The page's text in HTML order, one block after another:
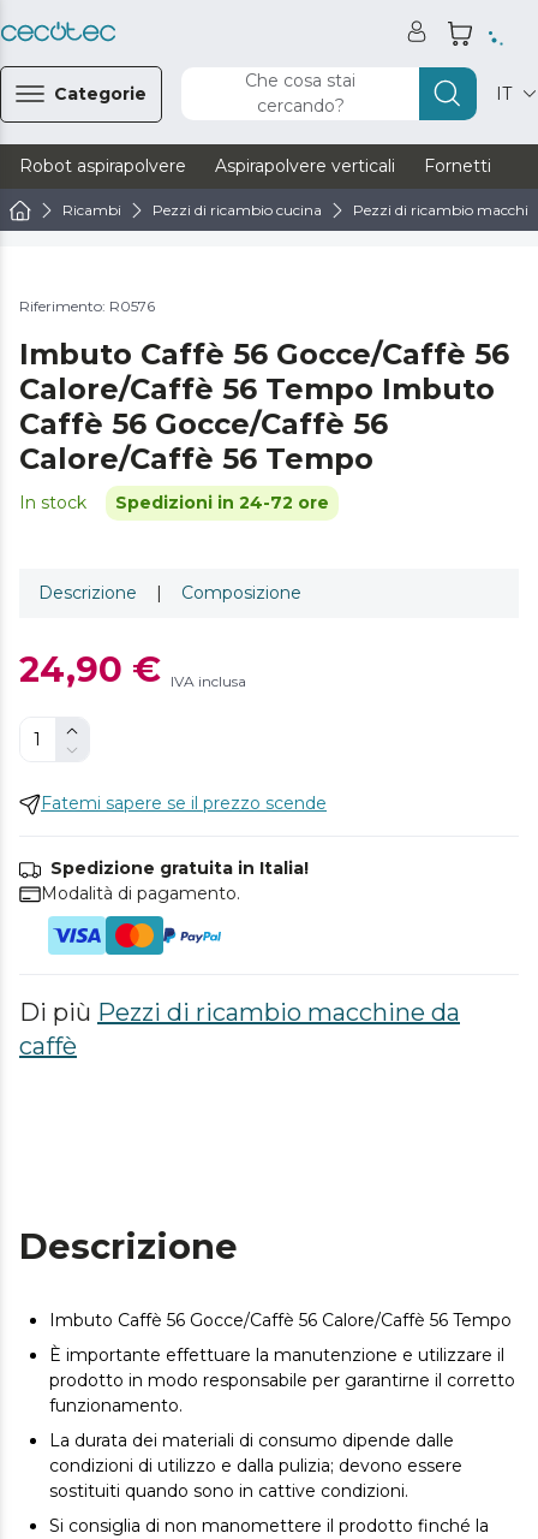
Categorie
Che cosa stai
cercando?
IT
Robot aspirapolvere Aspirapolvere verticali Fornetti
Ricambi Pezzi di ricambio cucina Pezzi di ricambio
Riferimento: R0576
Imbuto Caffè 56 Gocce/Caffè 56
Calore/Caffè 56 Tempo Imbuto
Caffè 56 Gocce/Caffè 56
Calore/Caffè 56 Tempo
In stock Spedizioni in 24-72 ore
Descrizione | Composizione
24,90 € IVA inclusa
Fatemi sapere se il prezzo scende
Spedizione gratuita in Italia!
Modalità di pagamento.
Di più Pezzi di ricambio macchine da
caffè
Descrizione
Imbuto Caffè 56 Gocce/Caffè 56 Calore/Caffè 56 Tempo
È importante effettuare la manutenzione e utilizzare il
prodotto in modo responsabile per garantirne il corretto
funzionamento.
La durata dei materiali di consumo dipende dalle
condizioni di utilizzo e dalla pulizia; devono essere
sostituiti quando sono in cattive condizioni.
Si consiglia di non manomettere il prodotto finché la